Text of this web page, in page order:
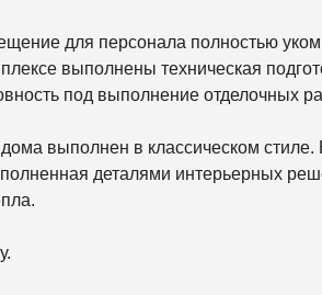
для персонала полностью
выполнены техническая
под выполнение отделочных
выполнен в классическом
деталями интерьерных